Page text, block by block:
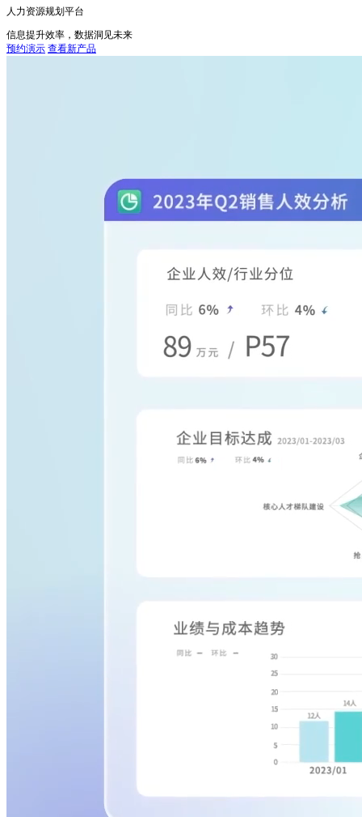
人力资源规划平台
信息提升效率，数据洞见未来
预约演示 查看新产品